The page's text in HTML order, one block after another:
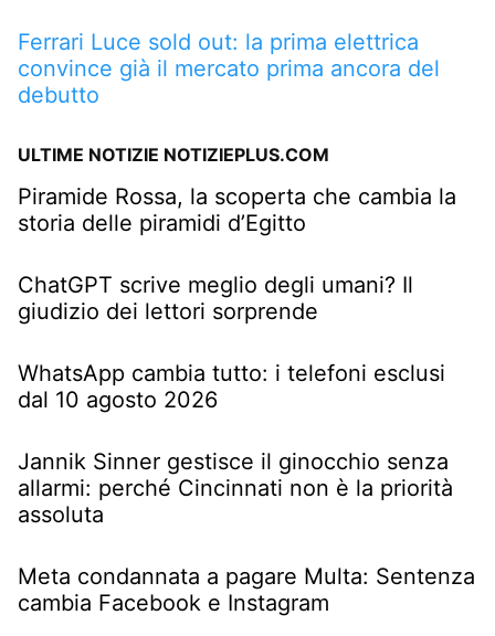
Ferrari Luce sold out: la prima elettrica
convince già il mercato prima ancora del
debutto
ULTIME NOTIZIE NOTIZIEPLUS.COM
Piramide Rossa, la scoperta che cambia la
storia delle piramidi d’Egitto
ChatGPT scrive meglio degli umani? Il
giudizio dei lettori sorprende
WhatsApp cambia tutto: i telefoni esclusi
dal 10 agosto 2026
Jannik Sinner gestisce il ginocchio senza
allarmi: perché Cincinnati non è la priorità
assoluta
Meta condannata a pagare Multa: Sentenza
cambia Facebook e Instagram